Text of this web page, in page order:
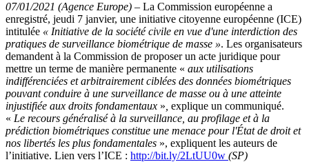
07/01/2021 (Agence Europe) – La Commission européenne a
enregistré, jeudi 7 janvier, une initiative citoyenne européenne (ICE)
intitulée « Initiative de la société civile en vue d'une interdiction des
pratiques de surveillance biométrique de masse ». Les organisateurs
demandent à la Commission de proposer un acte juridique pour
mettre un terme de manière permanente « aux utilisations
indifférenciées et arbitrairement ciblées des données biométriques
pouvant conduire à une surveillance de masse ou à une atteinte
injustifiée aux droits fondamentaux » explique un communiqué.
« Le recours généralisé à la surveillance, au profilage et à la
prédiction biométriques constitue une menace pour l'État de droit et
nos libertés les plus fondamentales », expliquent les auteurs de
l’initiative. Lien vers l’ICE : http://bit.ly/2LtUU0w (SP)